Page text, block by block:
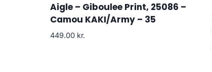
Aigle – Giboulee Print, 25086 –
Camou KAKI/Army – 35
449.00 kr.